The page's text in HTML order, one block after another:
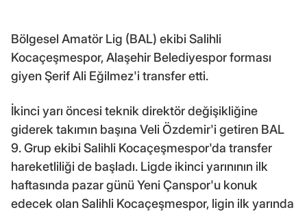
Bölgesel Amatör Lig (BAL) ekibi Salihli
Kocaçeşmespor, Alaşehir Belediyespor forması
giyen Şerif Ali Eğilmez'i transfer etti.
İkinci yarı öncesi teknik direktör değişikliğine
giderek takımın başına Veli Özdemir'i getiren BAL
9. Grup ekibi Salihli Kocaçeşmespor'da transfer
hareketliliği de başladı. Ligde ikinci yarınının ilk
haftasında pazar günü Yeni Çanspor'u konuk
edecek olan Salihli Kocaçeşmespor, ligin ilk yarında